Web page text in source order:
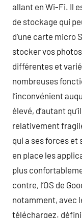
allant en Wi-Fi. Il
de stockage qui
d’une carte micro
stocker vos
différentes et
nombreuses
l’inconvénient
élevé, d’autant
relativement
qui a ses forces et
en place les
plus
contre, l’OS de
notamment, avec
téléchargez.